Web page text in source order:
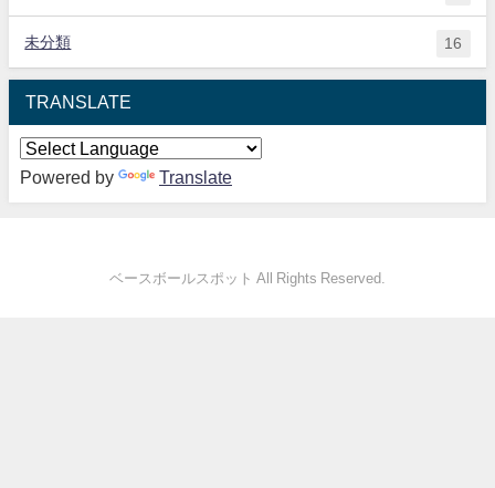
未分類 16
TRANSLATE
Powered by Translate
ベースボールスポット All Rights Reserved.